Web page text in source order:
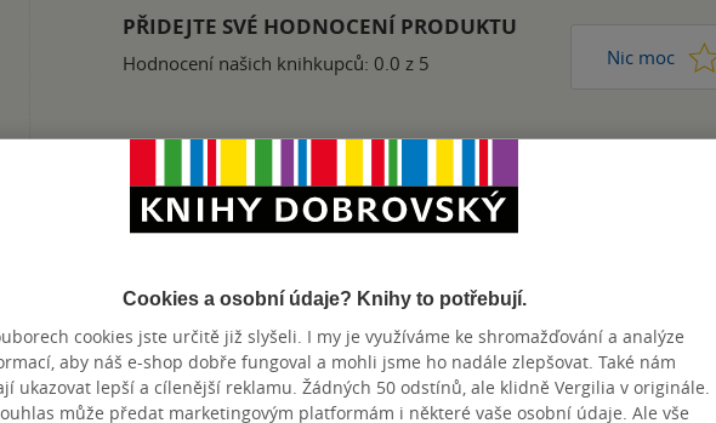
PŘIDEJTE SVÉ HODNOCENÍ PRODUKTU
Hodnocení našich knihkupců: 0.0 z 5 Nic moc 1
Cookies a osobní údaje? Knihy to potřebují.
cookies jste určitě již slyšeli. I my je využíváme ke shromažďování a analýze
aby náš e-shop dobře fungoval a mohli jsme ho nadále zlepšovat. Také nám
ukazovat lepší a cílenější reklamu. Žádných 50 odstínů, ale klidně Vergilia v originále.
může předat marketingovým platformám i některé vaše osobní údaje. Ale vše